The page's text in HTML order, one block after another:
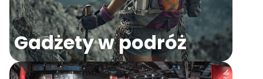
Gadżety w podróż